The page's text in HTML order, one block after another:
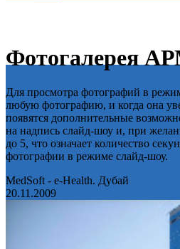
Фотогалерея
Для просмотра фотографий в
любую фотографию, и когда она
появятся дополнительные
на надпись слайд-шоу и, при
до 5, что означает количество
фотографии в режиме слайд-шоу.
MedSoft - e-Health. Дубай
20.11.2009